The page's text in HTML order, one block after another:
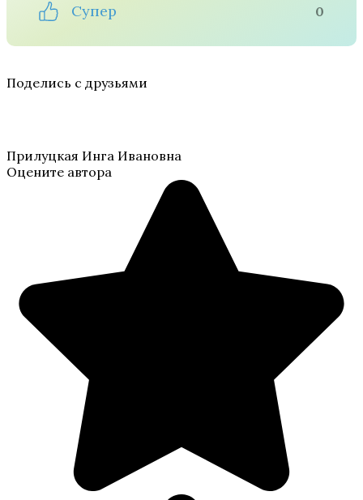
Супер 0
Поделись с друзьями
Прилуцкая Инга Ивановна
Оцените автора